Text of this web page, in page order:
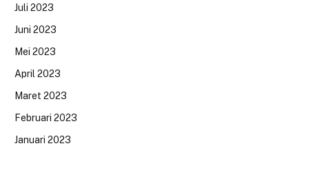
Juli 2023
Juni 2023
Mei 2023
April 2023
Maret 2023
Februari 2023
Januari 2023